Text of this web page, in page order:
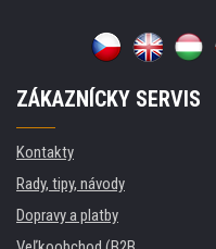
ZÁKAZNÍCKY SERVIS
Kontakty
Rady, tipy, návody
Dopravy a platby